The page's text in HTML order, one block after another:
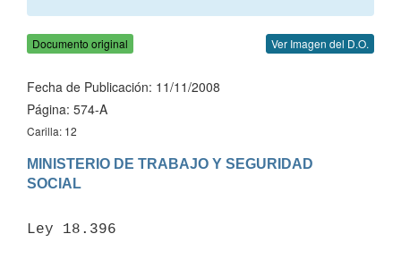
Documento original Ver Imagen del D.O.
Fecha de Publicación: 11/11/2008
Página: 574-A
Carilla: 12
MINISTERIO DE TRABAJO Y SEGURIDAD
Ley 18.396